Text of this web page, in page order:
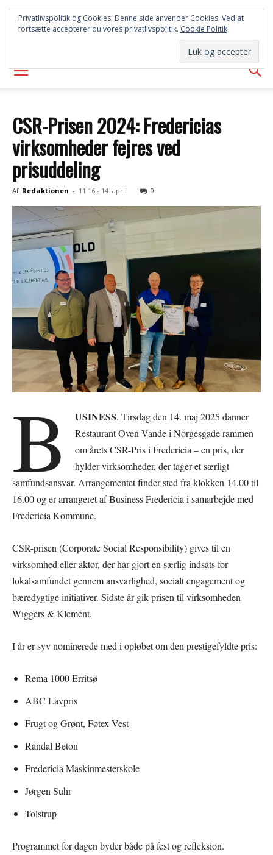
SYD
AVISEN
CSR-Prisen 2024: Fredericias
virksomheder fejres ved
prisuddeling
Af Redaktionen - 11:16 - 14. april 0
B USINESS. Tirsdag den 14. maj 2025 danner
Restaurant Oven Vande i Norgesgade rammen
om årets CSR-Pris i Fredericia – en pris, der
hylder virksomheder, der tager et særligt
samfundsansvar. Arrangementet finder sted fra klokken 14.00 til
16.00 og er arrangeret af Business Fredericia i samarbejde med
Fredericia Kommune.
CSR-prisen (Corporate Social Responsibility) gives til en
virksomhed eller aktør, der har gjort en særlig indsats for
lokalsamfundet gennem ansvarlighed, socialt engagement og
bæredygtige initiativer. Sidste år gik prisen til virksomheden
Wiggers & Klement.
I år er syv nominerede med i opløbet om den prestigefyldte pris:
Rema 1000 Erritsø
ABC Lavpris
Frugt og Grønt, Føtex Vest
Randal Beton
Fredericia Maskinmesterskole
Jørgen Suhr
Tolstrup
Programmet for dagen byder både på fest og refleksion.
Privatlivspolitik og Cookies: Denne side anvender Cookies. Ved at
fortsætte accepterer du vores privatlivspolitik. Cookie Politik